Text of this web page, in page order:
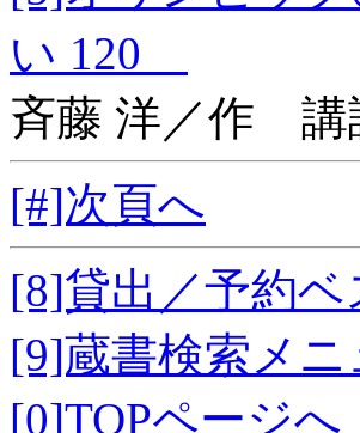
い 120
斉藤 洋／作 講
[#]次頁へ
[8]貸出／予約
[9]蔵書検索メニ
[0]TOPページへ